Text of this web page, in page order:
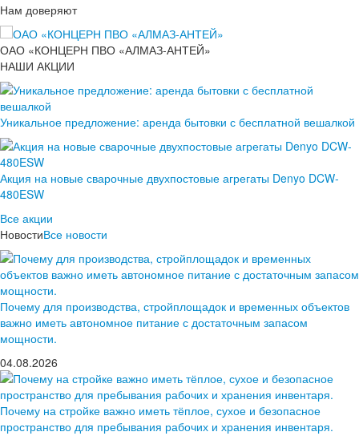
Нам доверяют
ОАО «КОНЦЕРН ПВО «АЛМАЗ-АНТЕЙ»
НАШИ АКЦИИ
Уникальное предложение: аренда бытовки с бесплатной вешалкой
Акция на новые сварочные двухпостовые агрегаты Denyo DCW-
480ESW
Все акции
НовостиВсе новости
Почему для производства, стройплощадок и временных объектов
важно иметь автономное питание с достаточным запасом
мощности.
04.08.2026
Почему на стройке важно иметь тёплое, сухое и безопасное
пространство для пребывания рабочих и хранения инвентаря.